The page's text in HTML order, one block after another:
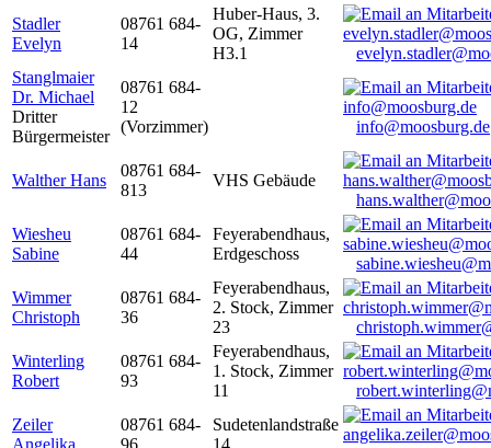
Stadler
Evelyn
08761 684-
14
Huber-Haus, 3.
OG, Zimmer
H3.1
Stanglmaier
Dr. Michael
Dritter
Bürgermeister
08761 684-
12
(Vorzimmer)
info@moosburg.de
Walther Hans
08761 684-
813
VHS Gebäude
Wiesheu
Sabine
08761 684-
44
Feyerabendhaus,
Erdgeschoss
Wimmer
Christoph
08761 684-
36
Feyerabendhaus,
2. Stock, Zimmer
23
Winterling
Robert
08761 684-
93
Feyerabendhaus,
1. Stock, Zimmer
11
Zeiler
Angelika
08761 684-
96
Sudetenlandstraße
14